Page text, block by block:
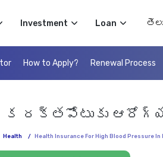
Investment Loan
How to Apply? Renewal Process
రక్తపోటుకు
Health / Health Insurance For High Blood Pressure In